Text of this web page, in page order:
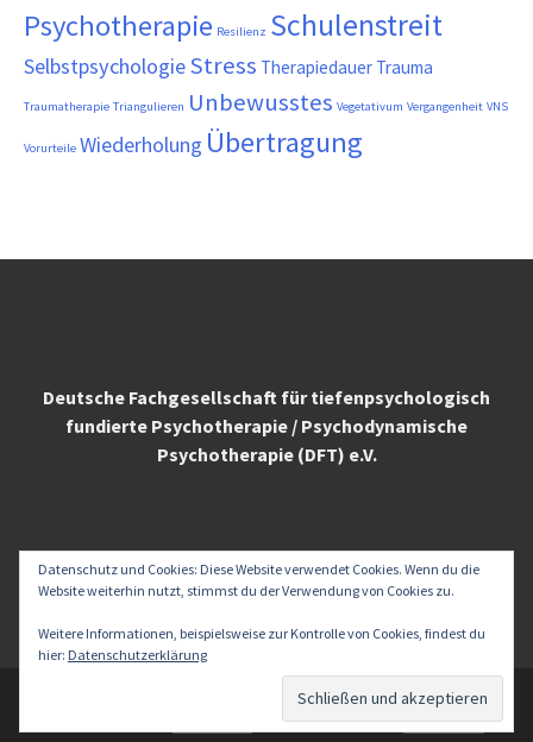
Psychotherapie Resilienz Schulenstreit
SelbstpsychologieStress Therapiedauer Trauma
Traumatherapie Triangulieren Unbewusstes Vegetativum Vergangenheit VNS
Vorurteile Wiederholung Übertragung
Deutsche Fachgesellschaft für tiefenpsychologisch
fundierte Psychotherapie / Psychodynamische
Psychotherapie (DFT) e.V.
Analyze that - ein psychoanalytisches Blog.
Theme: Awaken byThemezHut.
Datenschutz und Cookies: Diese Website verwendet Cookies. Wenn du die
Website weiterhin nutzt, stimmst du der Verwendung von Cookies zu.
Weitere Informationen, beispielsweise zur Kontrolle von Cookies, findest du
hier: Datenschutzerklärung